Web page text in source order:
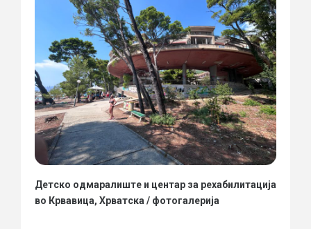
Детско одмаралиште и центар за рехабилитација
во Крвавица, Хрватска / фотогалерија